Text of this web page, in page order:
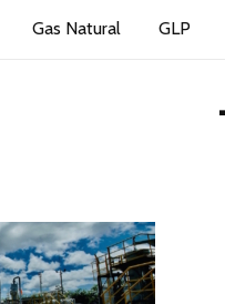
Gas Natural GLP